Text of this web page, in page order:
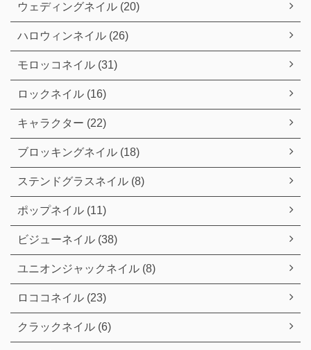
ウェディングネイル (20)
ハロウィンネイル (26)
モロッコネイル (31)
ロックネイル (16)
キャラクター (22)
ブロッキングネイル (18)
ステンドグラスネイル (8)
ポップネイル (11)
ビジューネイル (38)
ユニオンジャックネイル (8)
ロココネイル (23)
クラックネイル (6)